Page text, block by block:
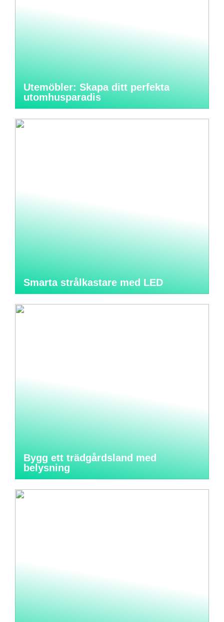
Utemöbler: Skapa ditt perfekta
utomhusparadis
Smarta strålkastare med LED
Bygg ett trädgårdsland med
belysning